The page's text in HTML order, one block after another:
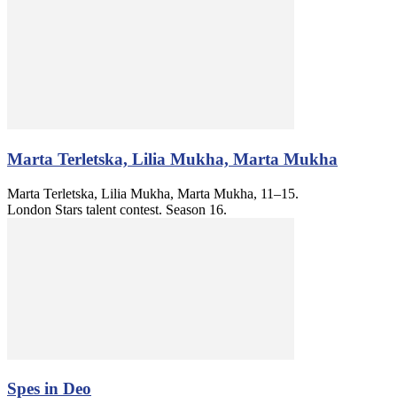
Marta Terletska, Lilia Mukha, Marta Mukha
Marta Terletska, Lilia Mukha, Marta Mukha, 11–15.
London Stars talent contest. Season 16.
Spes in Deo